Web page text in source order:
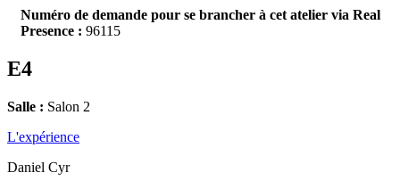
Numéro de demande pour se brancher à cet atelier via Real
Presence : 96115
E4
Salle : Salon 2
L'expérience
Daniel Cyr